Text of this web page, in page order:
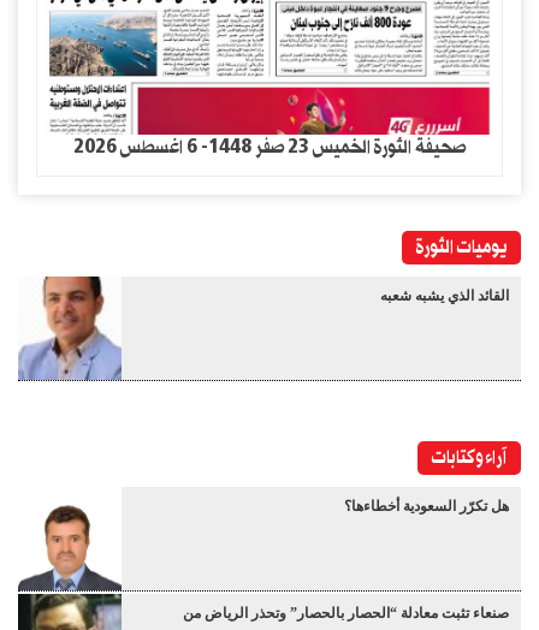
صحيفة الثورة الخميس 23 صفر 1448- 6 اغسطس 2026
يوميات الثورة
القائد الذي يشبه شعبه
آراء وكتابات
هل تكرّر السعودية أخطاءها؟
صنعاء تثبت معادلة “الحصار بالحصار” وتحذر الرياض من